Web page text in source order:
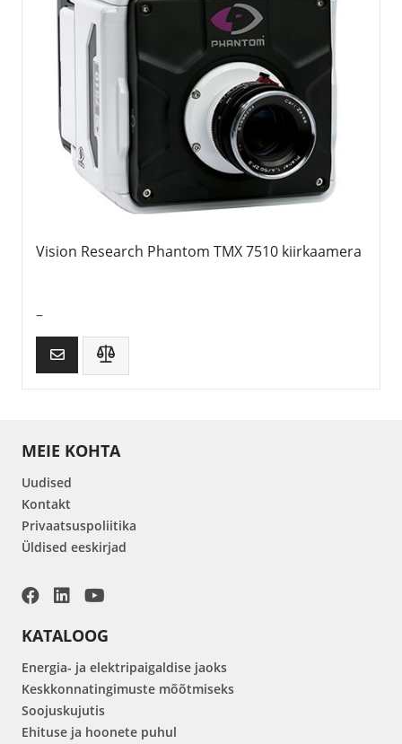
Vision Research Phantom TMX 7510 kiirkaamera
–
MEIE KOHTA
Uudised
Kontakt
Privaatsuspoliitika
Üldised eeskirjad
KATALOOG
Energia- ja elektripaigaldise jaoks
Keskkonnatingimuste mõõtmiseks
Soojuskujutis
Ehituse ja hoonete puhul